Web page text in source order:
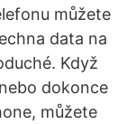
můžete
data na
Když
dokonce
můžete